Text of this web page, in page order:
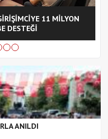
11 MİLYON
DESTEĞİ
ANILDI